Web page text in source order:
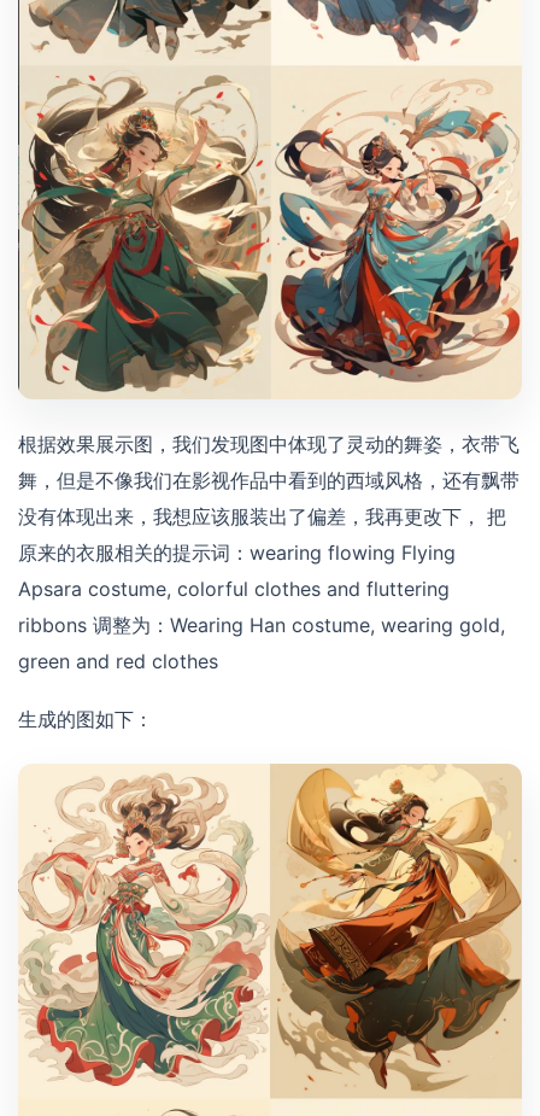
根据效果展示图，我们发现图中体现了灵动的舞姿，衣带飞
舞，但是不像我们在影视作品中看到的西域风格，还有飘带
没有体现出来，我想应该服装出了偏差，我再更改下， 把
原来的衣服相关的提示词：wearing flowing Flying
Apsara costume, colorful clothes and fluttering
ribbons 调整为：Wearing Han costume, wearing gold,
green and red clothes
生成的图如下：